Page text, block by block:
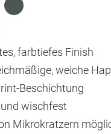
Bewertung von 0
farbtiefes Finish
weiche
Beschichtung
wischfest
Mikrokratzern